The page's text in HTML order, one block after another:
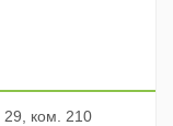
ком. 210